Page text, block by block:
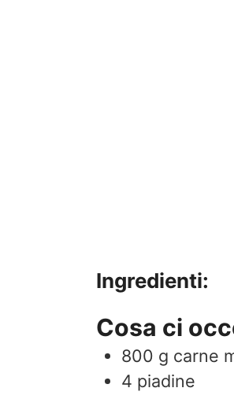
Ingredienti:
Cosa ci
800 g carne
4 piadine